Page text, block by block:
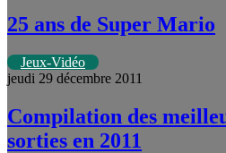
25 ans de Super Mario
Jeux-Vidéo
jeudi 29 décembre 2011
Compilation des
sorties en 2011